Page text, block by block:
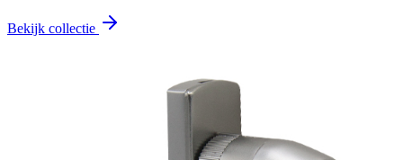
Bekijk collectie